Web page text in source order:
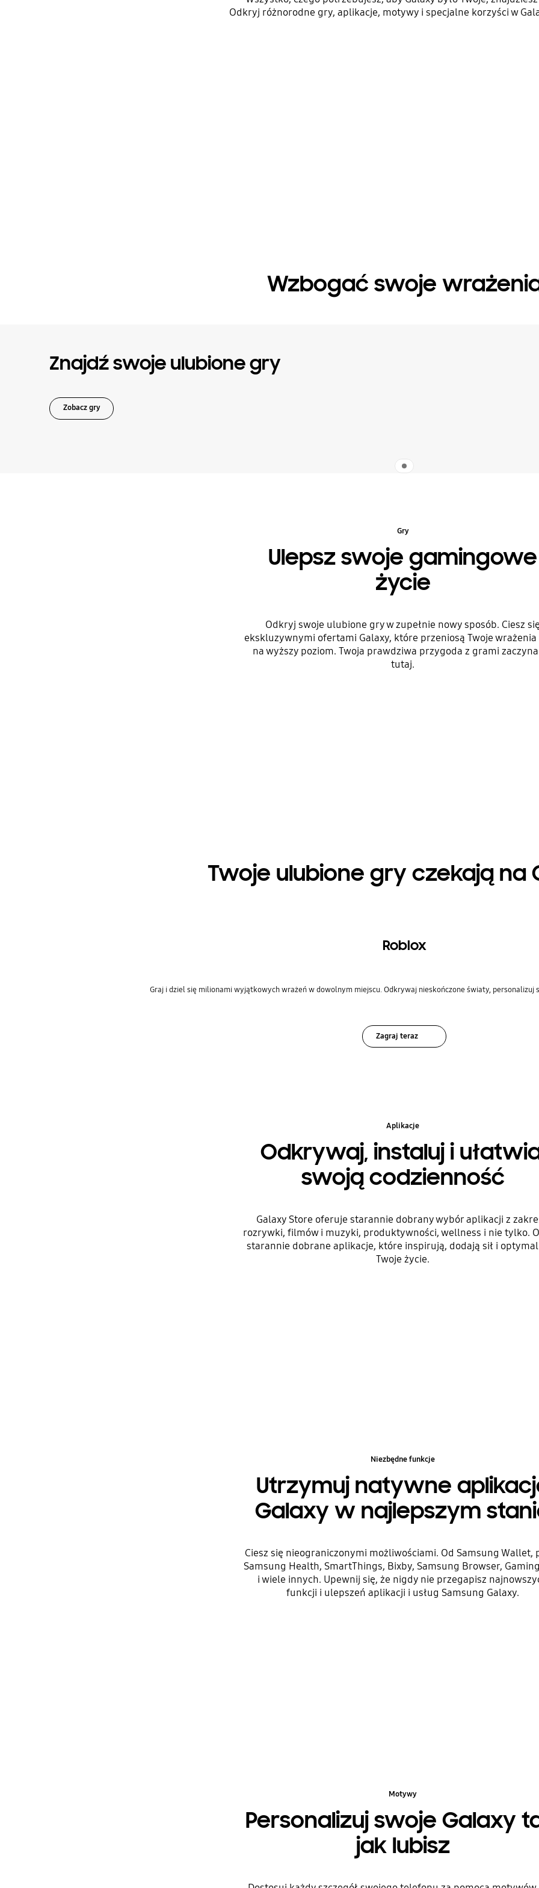
Odkryj różnorodne gry, aplikacje, motywy i specjalne korzyści w
Wzbogać swoje
Znajdź swoje ulubione gry
Zobacz gry
Gry
Ulepsz swoje gamingowe
życie
Odkryj swoje ulubione gry w zupełnie nowy sposób. Ciesz
ekskluzywnymi ofertami Galaxy, które przeniosą Twoje
na wyższy poziom. Twoja prawdziwa przygoda z grami
tutaj.
Twoje ulubione gry czekają na
Roblox
Graj i dziel się milionami wyjątkowych wrażeń w dowolnym miejscu. Odkrywaj nieskończone światy, personalizuj
Zagraj teraz
Aplikacje
Odkrywaj, instaluj i
swoją codzienność
Galaxy Store oferuje starannie dobrany wybór aplikacji z
rozrywki, filmów i muzyki, produktywności, wellness i nie tylko.
starannie dobrane aplikacje, które inspirują, dodają sił i
Twoje życie.
Niezbędne funkcje
Utrzymuj natywne
Galaxy w najlepszym
Ciesz się nieograniczonymi możliwościami. Od Samsung Wallet,
Samsung Health, SmartThings, Bixby, Samsung Browser,
i wiele innych. Upewnij się, że nigdy nie przegapisz
funkcji i ulepszeń aplikacji i usług Samsung Galaxy.
Motywy
Personalizuj swoje Galaxy
jak lubisz